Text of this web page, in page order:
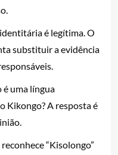
é legítima. O
substituir a evidência
é uma língua
Kikongo? A resposta é
“Kisolongo”